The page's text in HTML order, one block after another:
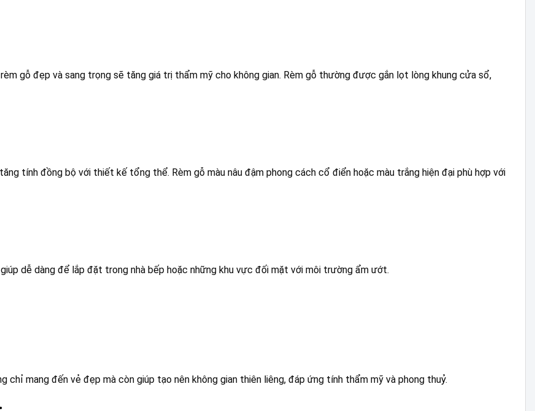
gỗ đẹp và sang trọng sẽ tăng giá trị thẩm mỹ cho không gian. Rèm gỗ thường được gắn lọt lòng khung cửa sổ,
tính đồng bộ với thiết kế tổng thể. Rèm gỗ màu nâu đậm phong cách cổ điển hoặc màu trắng hiện đại phù hợp với
dễ dàng để lắp đặt trong nhà bếp hoặc những khu vực đối mặt với môi trường ẩm ướt.
chỉ mang đến vẻ đẹp mà còn giúp tạo nên không gian thiên liêng, đáp ứng tính thẩm mỹ và phong thuỷ.